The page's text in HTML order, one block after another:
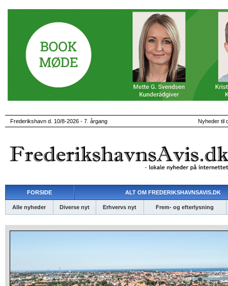
Frederikshavn d. 10/8-2026 - 7. årgang Nyheder til
FORSIDE ALT OM FREDERIKSHAVNSAVIS.DK
Alle nyheder Diverse nyt Erhvervs nyt Frem- og efterlysning